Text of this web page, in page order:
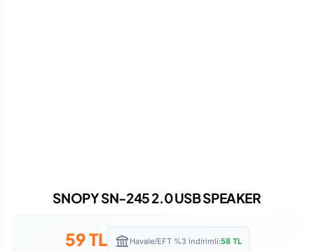
SNOPY SN-245 2.0 USB SPEAKER
59TL Havale/EFT %3 indirimli:58TL